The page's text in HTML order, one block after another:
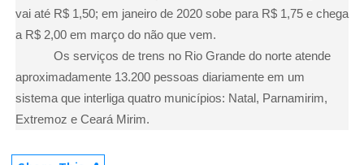
vai até R$ 1,50; em janeiro de 2020 sobe para R$ 1,75 e chega
a R$ 2,00 em março do não que vem.
Os serviços de trens no Rio Grande do norte atende
aproximadamente 13.200 pessoas diariamente em um
sistema que interliga quatro municípios: Natal, Parnamirim,
Extremoz e Ceará Mirim.